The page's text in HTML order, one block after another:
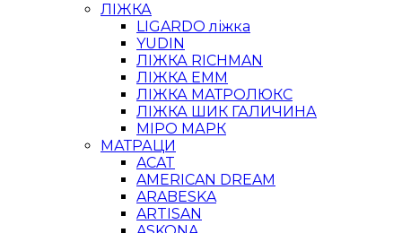
ЛІЖКА
LIGARDO ліжка
YUDIN
ЛІЖКА RICHMAN
ЛІЖКА ЕММ
ЛІЖКА МАТРОЛЮКС
ЛІЖКА ШИК ГАЛИЧИНА
МІРО МАРК
МАТРАЦИ
ACAT
AMERICAN DREAM
ARABESKA
ARTISAN